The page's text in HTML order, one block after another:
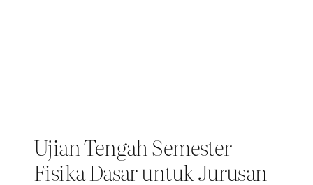
Ujian Tengah Semester
Fisika Dasar untuk Jurusan